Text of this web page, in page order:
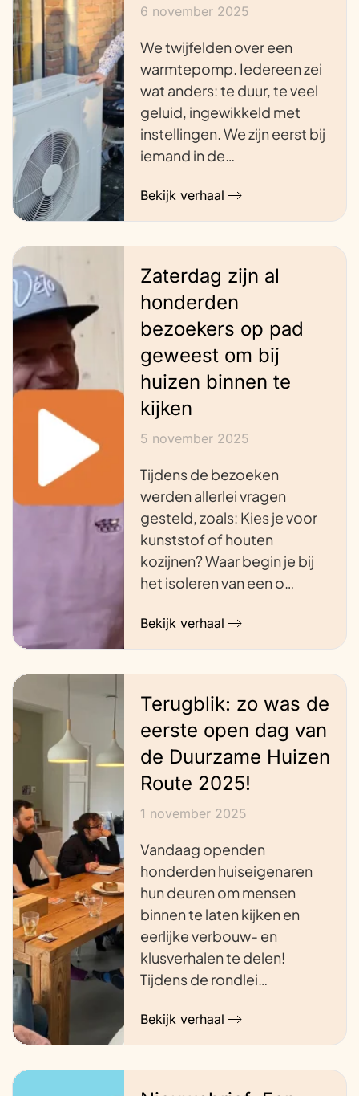
6 november 2025
We twijfelden over een
warmtepomp. Iedereen zei
wat anders: te duur, te veel
geluid, ingewikkeld met
instellingen. We zijn eerst bij
iemand in de…
Bekijk verhaal
Zaterdag zijn al
honderden
bezoekers op pad
geweest om bij
huizen binnen te
kijken
5 november 2025
Tijdens de bezoeken
werden allerlei vragen
gesteld, zoals: Kies je voor
kunststof of houten
kozijnen? Waar begin je bij
het isoleren van een o…
Bekijk verhaal
Terugblik: zo was de
eerste open dag van
de Duurzame Huizen
Route 2025!
1 november 2025
Vandaag openden
honderden huiseigenaren
hun deuren om mensen
binnen te laten kijken en
eerlijke verbouw- en
klusverhalen te delen!
Tijdens de rondlei…
Bekijk verhaal